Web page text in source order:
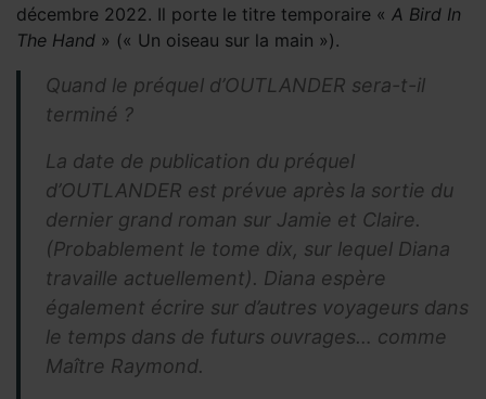
décembre 2022. Il porte le titre temporaire « A Bird In
The Hand » (« Un oiseau sur la main »).
Quand le préquel d’OUTLANDER sera-t-il
terminé ?
La date de publication du préquel
d’OUTLANDER est prévue après la sortie du
dernier grand roman sur Jamie et Claire.
(Probablement le tome dix, sur lequel Diana
travaille actuellement). Diana espère
également écrire sur d’autres voyageurs dans
le temps dans de futurs ouvrages… comme
Maître Raymond.